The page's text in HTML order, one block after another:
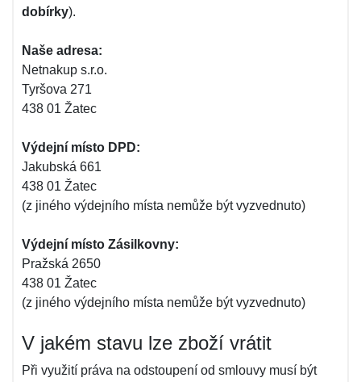
dobírky).
Naše adresa:
Netnakup s.r.o.
Tyršova 271
438 01 Žatec
Výdejní místo DPD:
Jakubská 661
438 01 Žatec
(z jiného výdejního místa nemůže být vyzvednuto)
Výdejní místo Zásilkovny:
Pražská 2650
438 01 Žatec
(z jiného výdejního místa nemůže být vyzvednuto)
V jakém stavu lze zboží vrátit
Při využití práva na odstoupení od smlouvy musí být